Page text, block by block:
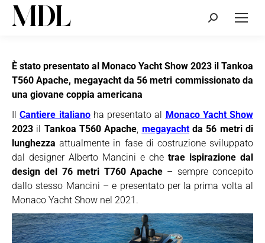
Cerca:
È stato presentato al Monaco Yacht Show 2023 il Tankoa
T560 Apache, megayacht da 56 metri commissionato da
una giovane coppia americana
IlCantiere italianoha presentato al Monaco Yacht Show
2023 il Tankoa T560 Apache, megayachtda 56 metri di
lunghezza attualmente in fase di costruzione sviluppato
dal designer Alberto Mancini e che trae ispirazione dal
design del 76 metri T760 Apache– sempre concepito
dallo stesso Mancini – e presentato per la prima volta al
Monaco Yacht Show nel 2021.